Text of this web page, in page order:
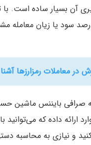
درصد سود یا زیان
در معاملات رمزارزها
بایننس ماشین
ارائه داده که می‌توانید
و نیازی به محاسبه